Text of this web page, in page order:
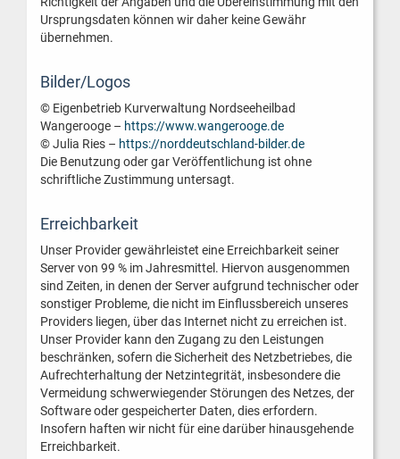
Ursprungsdaten können wir daher keine Gewähr
übernehmen.
Bilder/Logos
© Eigenbetrieb Kurverwaltung Nordseeheilbad
Wangerooge – https://www.wangerooge.de
© Julia Ries – https://norddeutschland-bilder.de
Die Benutzung oder gar Veröffentlichung ist ohne
schriftliche Zustimmung untersagt.
Erreichbarkeit
Unser Provider gewährleistet eine Erreichbarkeit seiner
Server von 99 % im Jahresmittel. Hiervon ausgenommen
sind Zeiten, in denen der Server aufgrund technischer oder
sonstiger Probleme, die nicht im Einflussbereich unseres
Providers liegen, über das Internet nicht zu erreichen ist.
Unser Provider kann den Zugang zu den Leistungen
beschränken, sofern die Sicherheit des Netzbetriebes, die
Aufrechterhaltung der Netzintegrität, insbesondere die
Vermeidung schwerwiegender Störungen des Netzes, der
Software oder gespeicherter Daten, dies erfordern.
Insofern haften wir nicht für eine darüber hinausgehende
Erreichbarkeit.